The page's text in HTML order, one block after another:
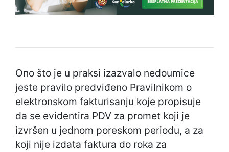
Ono što je u praksi izazvalo nedoumice
jeste pravilo predviđeno Pravilnikom o
elektronskom fakturisanju koje propisuje
da se evidentira PDV za promet koji je
izvršen u jednom poreskom periodu, a za
koji nije izdata faktura do roka za